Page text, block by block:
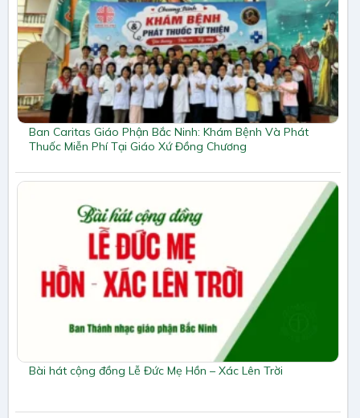
Ban Caritas Giáo Phận Bắc Ninh: Khám Bệnh Và Phát
Thuốc Miễn Phí Tại Giáo Xứ Đồng Chương
Bài hát cộng đồng Lễ Đức Mẹ Hồn – Xác Lên Trời